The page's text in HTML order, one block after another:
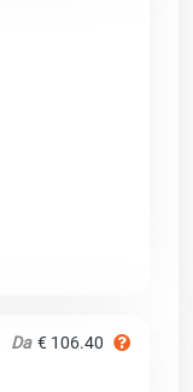
Da € 106.40